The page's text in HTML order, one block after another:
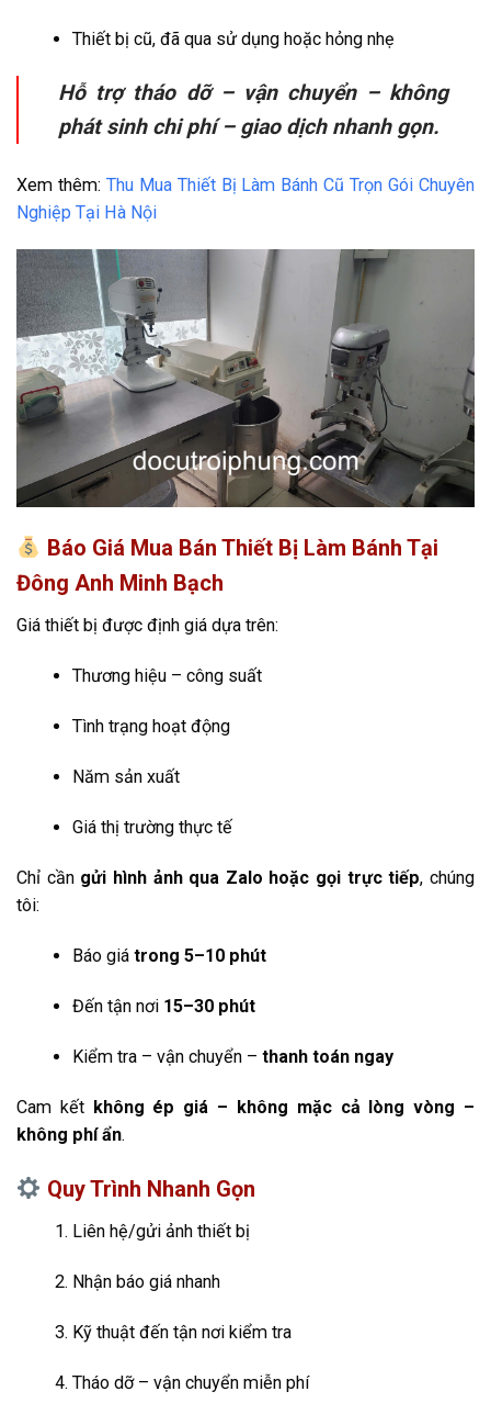
Thiết bị cũ, đã qua sử dụng hoặc hỏng nhẹ
Hỗ trợ tháo dỡ – vận chuyển – không
phát sinh chi phí – giao dịch nhanh gọn.
Xem thêm: Thu Mua Thiết Bị Làm Bánh Cũ Trọn Gói Chuyên
Nghiệp Tại Hà Nội
Báo Giá Mua Bán Thiết Bị Làm Bánh Tại
Đông Anh Minh Bạch
Giá thiết bị được định giá dựa trên:
Thương hiệu – công suất
Tình trạng hoạt động
Năm sản xuất
Giá thị trường thực tế
Chỉ cần gửi hình ảnh qua Zalo hoặc gọi trực tiếp, chúng
tôi:
Báo giá trong 5–10 phút
Đến tận nơi 15–30 phút
Kiểm tra – vận chuyển – thanh toán ngay
Cam kết không ép giá – không mặc cả lòng vòng –
không phí ẩn.
Quy Trình Nhanh Gọn
Liên hệ/gửi ảnh thiết bị
Nhận báo giá nhanh
Kỹ thuật đến tận nơi kiểm tra
Tháo dỡ – vận chuyển miễn phí